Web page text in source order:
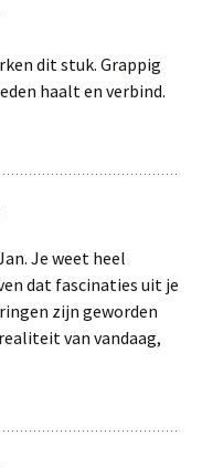
dit stuk. Grappig
haalt en verbind.
Je weet heel
dat fascinaties uit je
zijn geworden
van vandaag,